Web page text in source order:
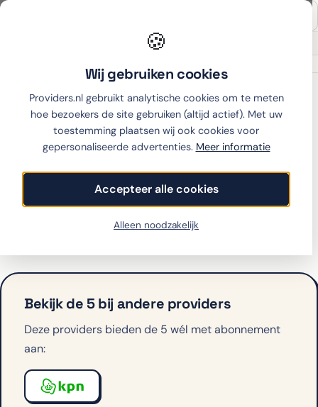
🍪
Wij gebruiken cookies
Providers.nl gebruikt analytische cookies om te meten
hoe bezoekers de site gebruiken (altijd actief). Met uw
toestemming plaatsen wij ook cookies voor
gepersonaliseerde advertenties. Meer informatie
Accepteer alle cookies
Alleen noodzakelijk
Thuiswinkel partner
›5› Ben
Fairphone 5 met
abonnement bij Ben
abonnement. Bekijk hieronder de alternatieven.
Bekijk de 5 bij andere providers
Deze providers bieden de 5 wél met abonnement
aan: